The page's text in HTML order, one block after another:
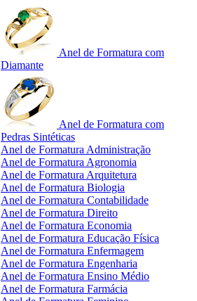
Anel de Formatura com
Diamante
Anel de Formatura com
Pedras Sintéticas
Anel de Formatura Administração
Anel de Formatura Agronomia
Anel de Formatura Arquitetura
Anel de Formatura Biologia
Anel de Formatura Contabilidade
Anel de Formatura Direito
Anel de Formatura Economia
Anel de Formatura Educação Física
Anel de Formatura Enfermagem
Anel de Formatura Engenharia
Anel de Formatura Ensino Médio
Anel de Formatura Farmácia